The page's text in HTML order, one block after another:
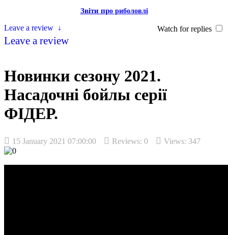
Звiти про риболовлi
Watch for replies
Leave a review ↓
Leave a review
Новинки сезону 2021.
Насадочні бойлы серії
ФІДЕР.
15 January 2021 07:00:00 Reviews: 0 Views: 347